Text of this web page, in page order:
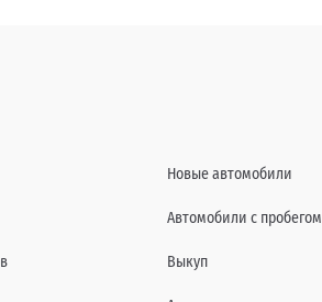
Новые автомобили
Автомобили с пробегом
Выкуп